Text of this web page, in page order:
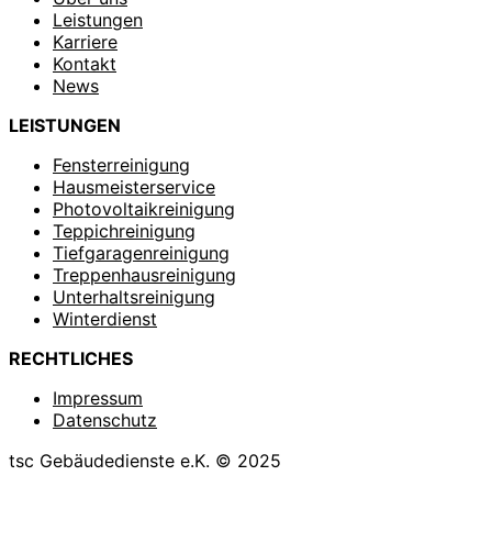
Leistungen
Karriere
Kontakt
News
LEISTUNGEN
Fensterreinigung
Hausmeisterservice
Photovoltaikreinigung
Teppichreinigung
Tiefgaragenreinigung
Treppenhausreinigung
Unterhaltsreinigung
Winterdienst
RECHTLICHES
Impressum
Datenschutz
tsc Gebäudedienste e.K. © 2025